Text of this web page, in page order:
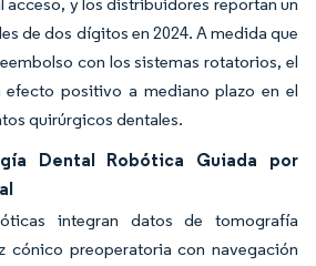
de dos dígitos en 2024. A medida que
con los sistemas rotatorios, el
efecto positivo a mediano plazo en el
quirúrgicos dentales.
Dental Robótica Guiada por
integran datos de tomografía
cónico preoperatoria con navegación